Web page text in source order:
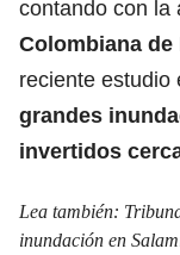
contando con la
Colombiana
reciente estudio
grandes
invertidos
Lea también:
inundación en